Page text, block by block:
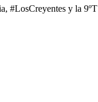
#LosCreyentes y la 9ºT